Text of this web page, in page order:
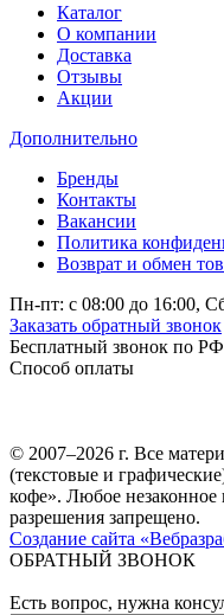
Каталог
О компании
Доставка
Отзывы
Акции
Дополнительно
Бренды
Контакты
Вакансии
Политика
Возврат и обмен
Пн-пт: c 08:00 до 16:00,
Заказать обратный звонок
Бесплатный звонок по РФ
Способ оплаты
© 2007–2026 г. Все
(текстовые и
кофе». Любое незаконное
разрешения запрещено.
Создание сайта
ОБРАТНЫЙ ЗВОНОК
Есть вопрос, нужна